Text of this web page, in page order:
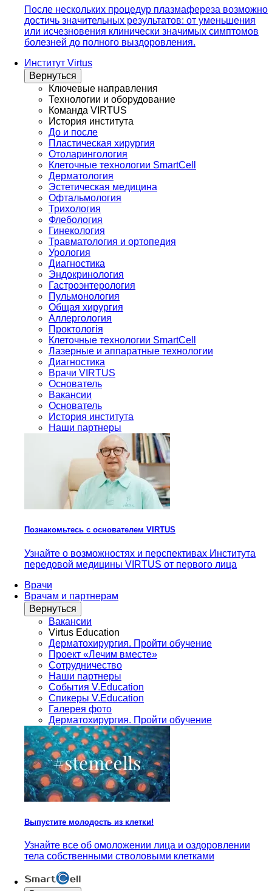
После нескольких процедур плазмафереза возможно
достичь значительных результатов: от уменьшения
или исчезновения клинически значимых симптомов
болезней до полного выздоровления.
Институт Virtus
Вернуться
Ключевые направления
Технологии и оборудование
Команда VIRTUS
История института
До и после
Пластическая хирургия
Отоларингология
Клеточные технологии SmartCell
Дерматология
Эстетическая медицина
Офтальмология
Трихология
Флебология
Гинекология
Травматология и ортопедия
Урология
Диагностика
Эндокринология
Гастроэнтерология
Пульмонология
Общая хирургия
Аллергология
Проктологія
Клеточные технологии SmartCell
Лазерные и аппаратные технологии
Диагностика
Врачи VIRTUS
Основатель
Вакансии
Основатель
История института
Наши партнеры
Познакомьтесь с основателем VIRTUS
Узнайте о возможностях и перспективах Института
передовой медицины VIRTUS от первого лица
Врачи
Врачам и партнерам
Вернуться
Вакансии
Virtus Education
Дерматохирургия. Пройти обучение
Проект «Лечим вместе»
Сотрудничество
Наши партнеры
События V.Education
Спикеры V.Education
Галерея фото
Дерматохирургия. Пройти обучение
Выпустите молодость из клетки!
Узнайте все об омоложении лица и оздоровлении
тела собственными стволовыми клетками